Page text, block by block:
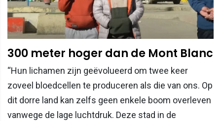
300 meter hoger dan de Mont Blanc
“Hun lichamen zijn geëvolueerd om twee keer
zoveel bloedcellen te produceren als die van ons. Op
dit dorre land kan zelfs geen enkele boom overleven
vanwege de lage luchtdruk. Deze stad in de